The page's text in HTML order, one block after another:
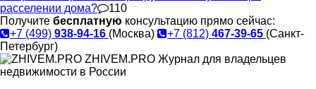
расселении дома?
110
Получите бесплатную консультацию прямо сейчас:
+7 (499) 938-94-16 (Москва) +7 (812) 467-39-65 (Санкт-
Петербург)
ZHIVEM.PRO Журнал для владельцев
недвижимости в России